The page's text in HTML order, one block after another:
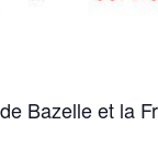
Bazelle et la